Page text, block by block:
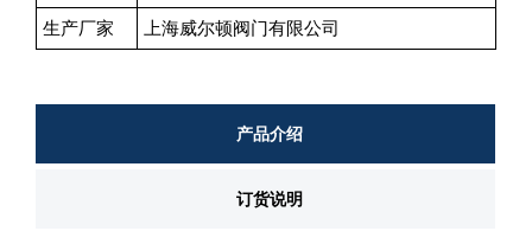
生产厂家
上海威尔顿阀门有限公司
产品介绍
订货说明